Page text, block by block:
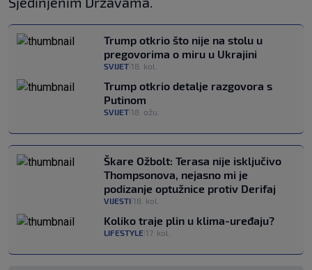
Trump otkrio što nije na stolu u
pregovorima o miru u Ukrajini
SVIJET 18. kol.
Trump otkrio detalje razgovora s
Putinom
SVIJET 18. ožu.
Škare Ožbolt: Terasa nije isključivo
Thompsonova, nejasno mi je
podizanje optužnice protiv Derifaj
VIJESTI 18. kol.
Koliko traje plin u klima-uređaju?
LIFESTYLE 17. kol.